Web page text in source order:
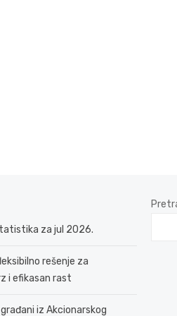
za jul 2026.
rešenje za
i efikasan rast
iz Akcionarskog